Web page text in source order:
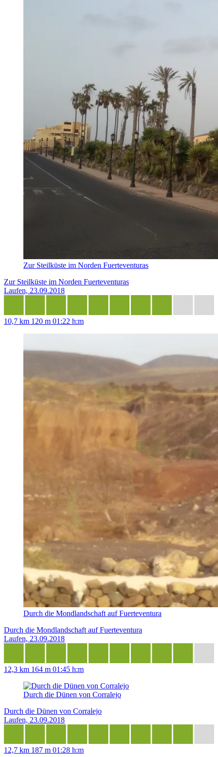
Zur Steilküste im Norden Fuerteventuras
Zur Steilküste im Norden Fuerteventuras
Laufen, 23.09.2018
10,7 km 120 m 01:22 h:m
Durch die Mondlandschaft auf Fuerteventura
Durch die Mondlandschaft auf Fuerteventura
Laufen, 23.09.2018
12,3 km 164 m 01:45 h:m
Durch die Dünen von Corralejo
Durch die Dünen von Corralejo
Laufen, 23.09.2018
12,7 km 187 m 01:28 h:m